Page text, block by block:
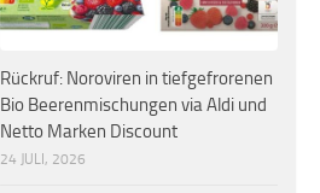
Rückruf: Noroviren in tiefgefrorenen
Bio Beerenmischungen via Aldi und
Netto Marken Discount
24 JULI, 2026